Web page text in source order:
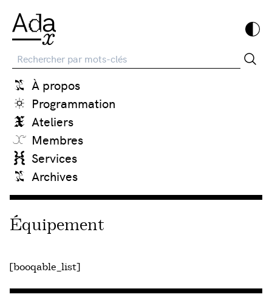
Recherche
À propos
Programmation
Ateliers
Membres
Services
Archives
Équipement
[booqable_list]